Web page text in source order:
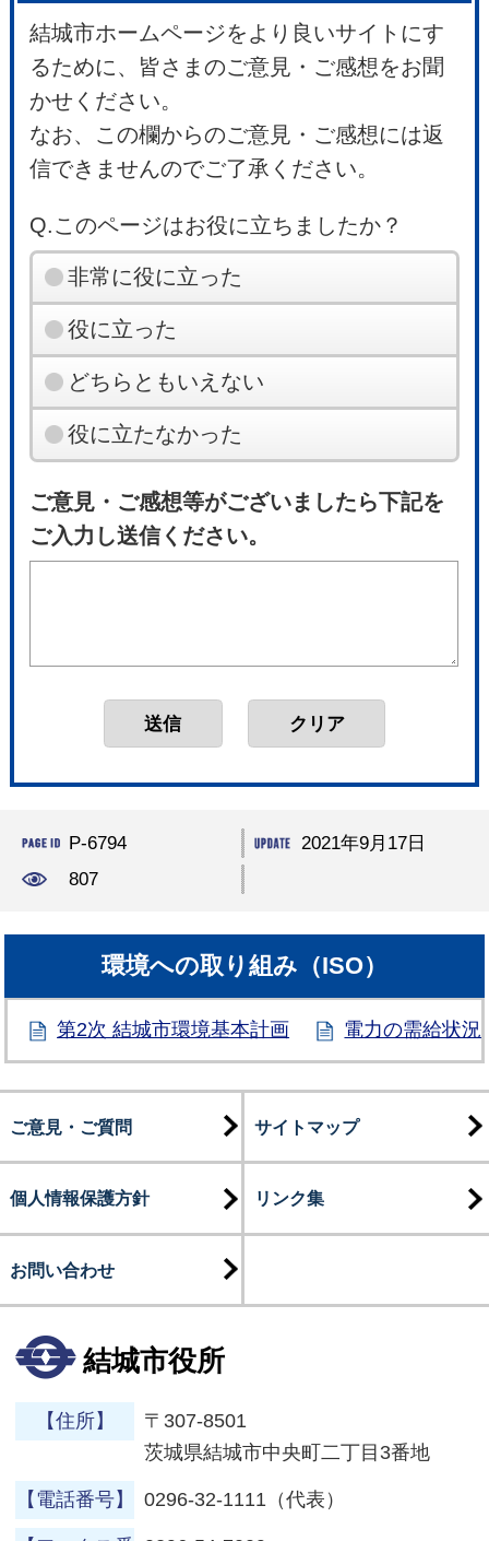
結城市ホームページをより良いサイトにす
るために、皆さまのご意見・ご感想をお聞
かせください。
なお、この欄からのご意見・ご感想には返
信できませんのでご了承ください。
Q.このページはお役に立ちましたか？
非常に役に立った
役に立った
どちらともいえない
役に立たなかった
ご意見・ご感想等がございましたら下記を
ご入力し送信ください。
P-6794
2021年9月17日
807
環境への取り組み（ISO）
第2次 結城市環境基本計画 電力の需給状況
ご意見・ご質問 サイトマップ
個人情報保護方針 リンク集
お問い合わせ
結城市役所
【住所】
〒307-8501
茨城県結城市中央町二丁目3番地
【電話番号】 0296-32-1111（代表）